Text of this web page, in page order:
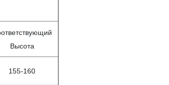
Высота
155-160